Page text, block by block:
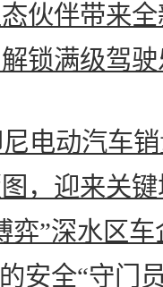
伙伴带来
锁满级驾
电动汽车
，迎来关
弈”深水区
安全“守门